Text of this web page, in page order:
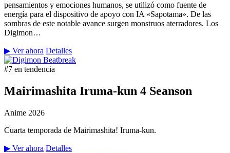
pensamientos y emociones humanos, se utilizó como fuente de
energía para el dispositivo de apoyo con IA «Sapotama». De las
sombras de este notable avance surgen monstruos aterradores. Los
Digimon…
▶ Ver ahora Detalles
#7 en tendencia
Mairimashita Iruma-kun 4 Seanson
Anime 2026
Cuarta temporada de Mairimashita! Iruma-kun.
▶ Ver ahora Detalles